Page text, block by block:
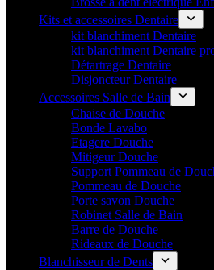
Kits et accessoires Dentaire
kit blanchiment Dentaire
kit blanchiment Dentaire
Détartrage Dentaire
Disjoncteur Dentaire
Accessoires Salle de Bain
Chaise de Douche
Bonde Lavabo
Etagere Douche
Mitigeur Douche
Support Pommeau de
Pommeau de Douche
Porte savon Douche
Robinet Salle de Bain
Barre de Douche
Rideaux de Douche
Blanchisseur de Dents